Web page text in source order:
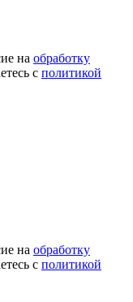
на обработку
с политикой
на обработку
с политикой